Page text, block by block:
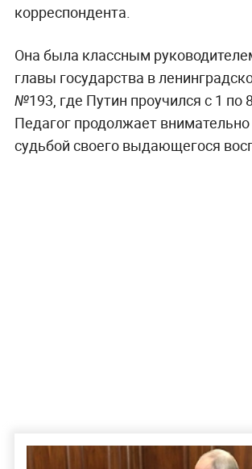
корреспондента.
Она была классным
главы государства в
№193, где Путин проучился с 1 по
Педагог продолжает внимательно
судьбой своего выдающегося